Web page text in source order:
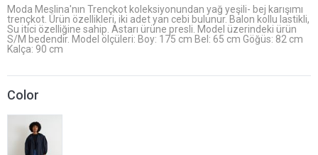
Moda Meslina'nın Trençkot koleksiyonundan yağ yeşili- bej karışımı
trençkot. Ürün özellikleri, iki adet yan cebi bulunur. Balon kollu lastikli,
Su itici özelliğine sahip. Astarı ürüne presli. Model üzerindeki ürün
S/M bedendir. Model ölçüleri: Boy: 175 cm Bel: 65 cm Göğüs: 82 cm
Kalça: 90 cm
Color